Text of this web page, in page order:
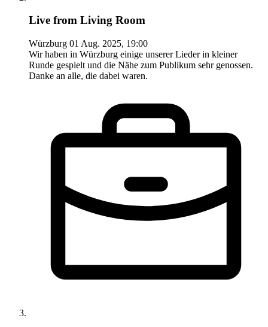
Live from Living Room
Würzburg 01 Aug. 2025, 19:00
Wir haben in Würzburg einige unserer Lieder in kleiner
Runde gespielt und die Nähe zum Publikum sehr genossen.
Danke an alle, die dabei waren.